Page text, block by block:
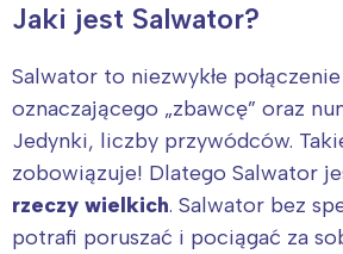
Jaki jest Salwator?
Salwator to niezwykłe
oznaczającego „zbawcę” oraz
Jedynki, liczby przywódców.
zobowiązuje! Dlatego Salwator
rzeczy wielkich. Salwator bez
potrafi poruszać i pociągać za